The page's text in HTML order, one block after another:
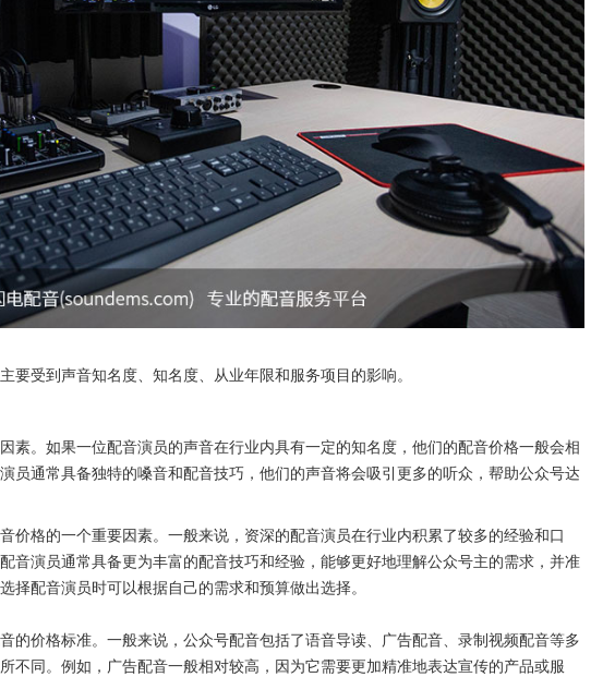
要受到声音知名度、知名度、从业年限和服务项目的影响。
素。如果一位配音演员的声音在行业内具有一定的知名度，他们的配音价格一般会相
员通常具备独特的嗓音和配音技巧，他们的声音将会吸引更多的听众，帮助公众号达
价格的一个重要因素。一般来说，资深的配音演员在行业内积累了较多的经验和口
音演员通常具备更为丰富的配音技巧和经验，能够更好地理解公众号主的需求，并准
择配音演员时可以根据自己的需求和预算做出选择。
的价格标准。一般来说，公众号配音包括了语音导读、广告配音、录制视频配音等多
不同。例如，广告配音一般相对较高，因为它需要更加精准地表达宣传的产品或服